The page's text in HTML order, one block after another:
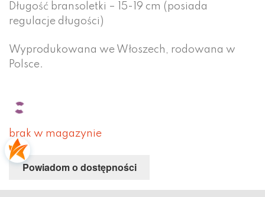
Długość bransoletki – 15-19 cm (posiada
regulacje długości)
Wyprodukowana we Włoszech, rodowana w
Polsce.
brak w magazynie
Powiadom o dostępności